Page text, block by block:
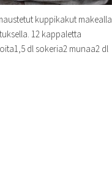
kuppikakut makealla
12 kappaletta
dl sokeria2 munaa2 dl